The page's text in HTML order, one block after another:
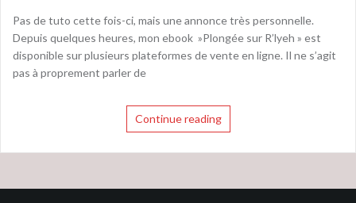
Pas de tuto cette fois-ci, mais une annonce très personnelle.
Depuis quelques heures, mon ebook »Plongée sur R’lyeh » est
disponible sur plusieurs plateformes de vente en ligne. Il ne s’agit
pas à proprement parler de
Continue reading